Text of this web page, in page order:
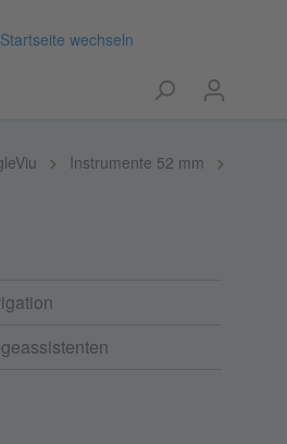
Instrumente 52 mm